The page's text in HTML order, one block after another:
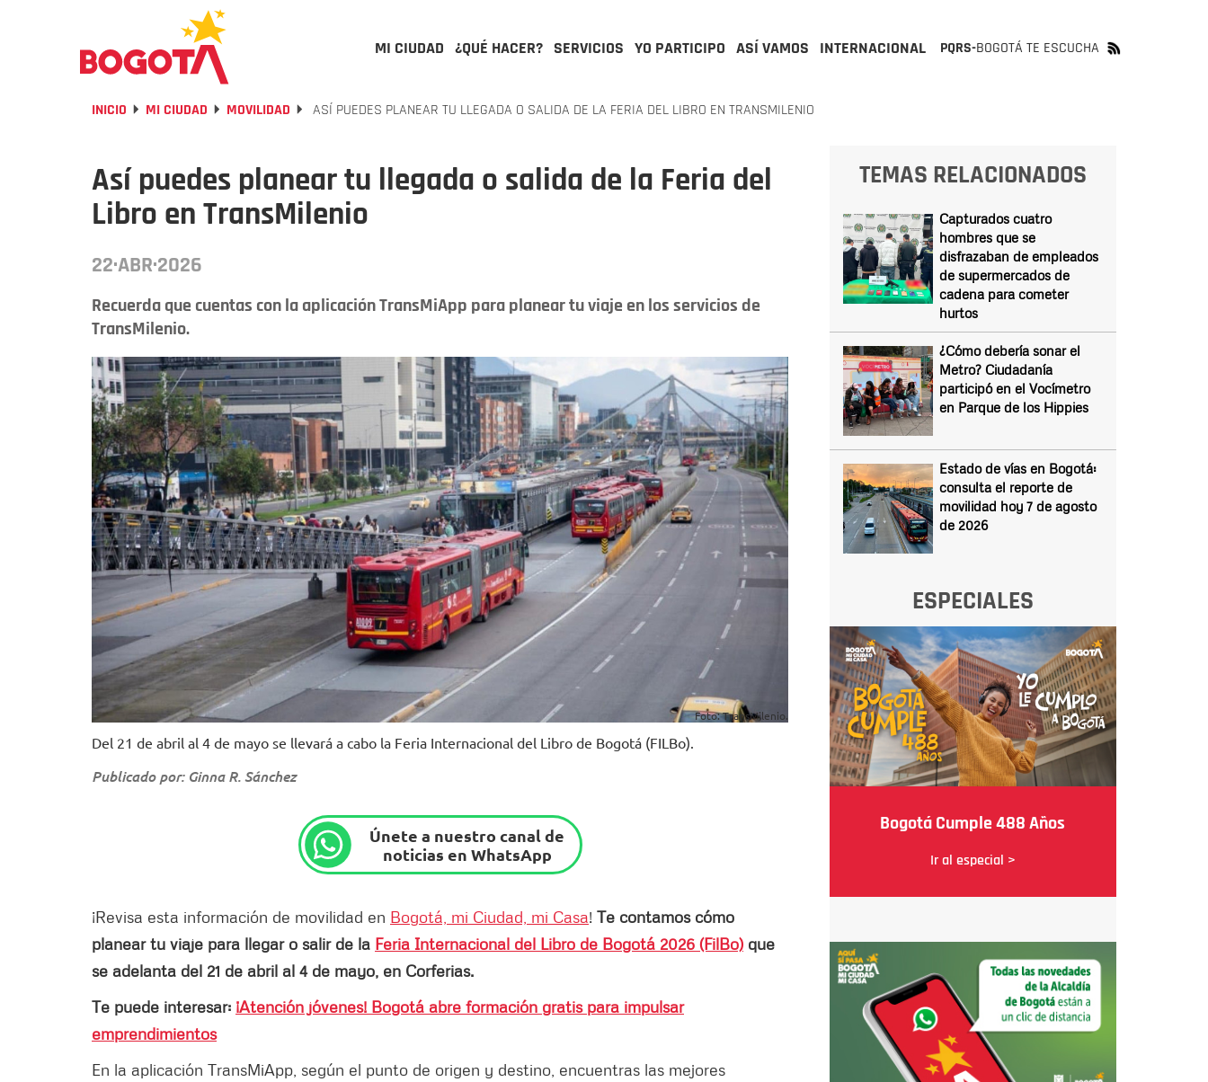
MI CIUDAD ¿QUÉ HACER? SERVICIOS YO PARTICIPO ASÍ VAMOS INTERNACIONAL PQRS-BOGOTÁ TE ESCUCHA
INICIO MI CIUDAD MOVILIDAD ASÍ PUEDES PLANEAR TU LLEGADA O SALIDA DE LA FERIA DEL LIBRO EN TRANSMILENIO
Así puedes planear tu llegada o salida de la Feria del
Libro en TransMilenio
22·ABR·2026
Recuerda que cuentas con la aplicación TransMiApp para planear tu viaje en los servicios de
TransMilenio.
Foto: TransMilenio.
Del 21 de abril al 4 de mayo se llevará a cabo la Feria Internacional del Libro de Bogotá (FILBo).
Publicado por: Ginna R. Sánchez
Únete a nuestro canal de
noticias en WhatsApp
¡Revisa esta información de movilidad en Bogotá, mi Ciudad, mi Casa! Te contamos cómo
planear tu viaje para llegar o salir de la Feria Internacional del Libro de Bogotá 2026 (FilBo) que
se adelanta del 21 de abril al 4 de mayo, en Corferias.
Te puede interesar: ¡Atención jóvenes! Bogotá abre formación gratis para impulsar
emprendimientos
En la aplicación TransMiApp, según el punto de origen y destino, encuentras las mejores
TEMAS RELACIONADOS
Capturados cuatro
hombres que se
disfrazaban de empleados
de supermercados de
cadena para cometer
hurtos
¿Cómo debería sonar el
Metro? Ciudadanía
participó en el Vocímetro
en Parque de los Hippies
Estado de vías en Bogotá:
consulta el reporte de
movilidad hoy 7 de agosto
de 2026
ESPECIALES
Bogotá Cumple 488 Años
Ir al especial >